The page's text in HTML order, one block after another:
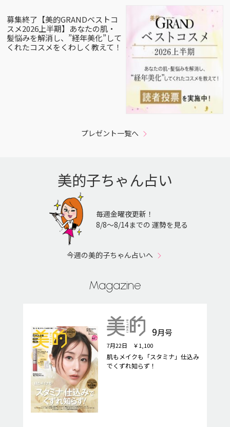
募集終了【美的GRANDベストコ
スメ2026上半期】あなたの肌・
髪悩みを解消し、”経年美化”して
くれたコスメをくわしく教えて！
プレゼント一覧へ
美的子ちゃん占い
毎週金曜夜更新！
8/8〜8/14までの 運勢を見る
今週の美的子ちゃん占いへ
Magazine
9月号
7月22日 ￥1,100
肌もメイクも「スタミナ」仕込み
でくずれ知らず！